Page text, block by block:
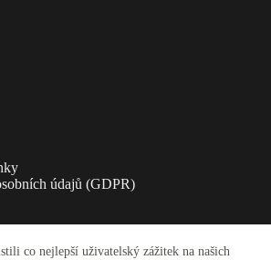
co nejlepší uživatelský zážitek na našich
údajů (GDPR)